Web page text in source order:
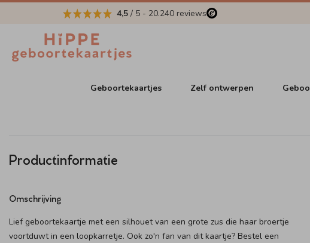
4,5 / 5 - 20.240 reviews
Geboortekaartjes Zelf ontwerpen
Productinformatie
Omschrijving
Lief geboortekaartje met een silhouet van een grote zus die haar broertje
voortduwt in een loopkarretje. Ook zo'n fan van dit kaartje? Bestel een